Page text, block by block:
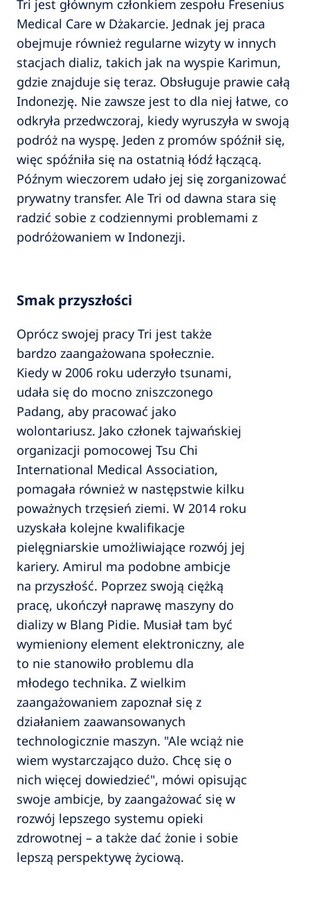
Tri jest głównym członkiem zespołu Fresenius
Medical Care w Dżakarcie. Jednak jej praca
obejmuje również regularne wizyty w innych
stacjach dializ, takich jak na wyspie Karimun,
gdzie znajduje się teraz. Obsługuje prawie całą
Indonezję. Nie zawsze jest to dla niej łatwe, co
odkryła przedwczoraj, kiedy wyruszyła w swoją
podróż na wyspę. Jeden z promów spóźnił się,
więc spóźniła się na ostatnią łódź łączącą.
Późnym wieczorem udało jej się zorganizować
prywatny transfer. Ale Tri od dawna stara się
radzić sobie z codziennymi problemami z
podróżowaniem w Indonezji.
Smak przyszłości
Oprócz swojej pracy Tri jest także
bardzo zaangażowana społecznie.
Kiedy w 2006 roku uderzyło tsunami,
udała się do mocno zniszczonego
Padang, aby pracować jako
wolontariusz. Jako członek tajwańskiej
organizacji pomocowej Tsu Chi
International Medical Association,
pomagała również w następstwie kilku
poważnych trzęsień ziemi. W 2014 roku
uzyskała kolejne kwalifikacje
pielęgniarskie umożliwiające rozwój jej
kariery. Amirul ma podobne ambicje
na przyszłość. Poprzez swoją ciężką
pracę, ukończył naprawę maszyny do
dializy w Blang Pidie. Musiał tam być
wymieniony element elektroniczny, ale
to nie stanowiło problemu dla
młodego technika. Z wielkim
zaangażowaniem zapoznał się z
działaniem zaawansowanych
technologicznie maszyn. "Ale wciąż nie
wiem wystarczająco dużo. Chcę się o
nich więcej dowiedzieć", mówi opisując
swoje ambicje, by zaangażować się w
rozwój lepszego systemu opieki
zdrowotnej – a także dać żonie i sobie
lepszą perspektywę życiową.